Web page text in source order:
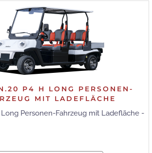
P4 H LONG PERSONEN-
MIT LADEFLÄCHE
Long Personen-Fahrzeug mit Ladefläche -